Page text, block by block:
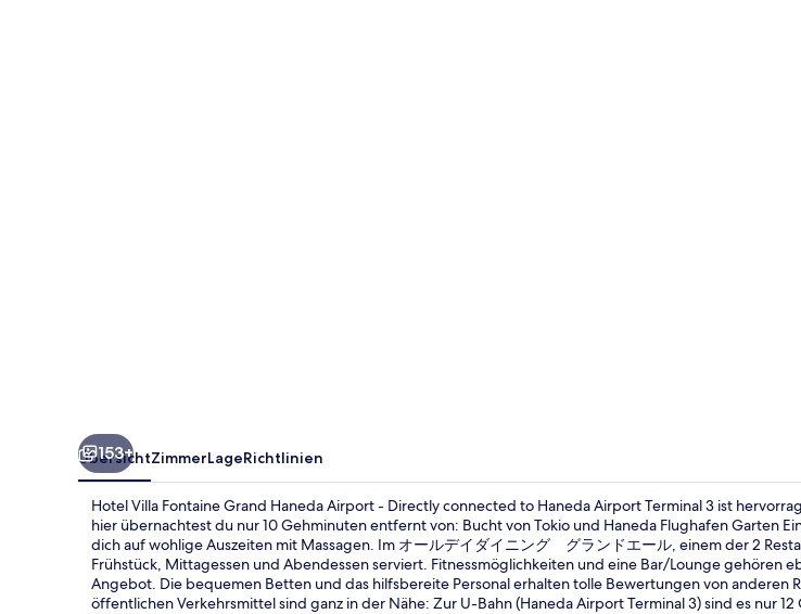
3
153+
ÜbersichtZimmerLageRichtlinien
Hotel Villa Fontaine Grand Haneda Airport - Directly connected to Haneda Airport Terminal 3 ist
hier übernachtest du nur 10 Gehminuten entfernt von: Bucht von Tokio und Haneda Flughafen Garten
dich auf wohlige Auszeiten mit Massagen. Im オールデイダイニング グランドエール, einem der 2
Frühstück, Mittagessen und Abendessen serviert. Fitnessmöglichkeiten und eine Bar/Lounge gehören
Angebot. Die bequemen Betten und das hilfsbereite Personal erhalten tolle Bewertungen von anderen
öffentlichen Verkehrsmittel sind ganz in der Nähe: Zur U-Bahn (Haneda Airport Terminal 3) sind es nur